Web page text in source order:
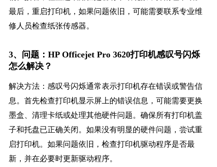
最后，重启打印机，如果问题依旧，可能需要联系专业维
修人员检查纸张传感器。
3、问题：HP Officejet Pro 3620打印机感叹号闪烁
怎么解决？
解决方法：感叹号闪烁通常表示打印机存在错误或警告信
息。首先检查打印机显示屏上的错误信息，可能需要更换
墨盒、清理卡纸或处理其他硬件问题。确保所有打印机盖
子和托盘已正确关闭。如果没有明显的硬件问题，尝试重
启打印机。如果问题依旧，检查打印机驱动程序是否最
新，并在必要时更新驱动程序。